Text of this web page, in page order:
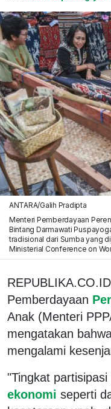
ANTARA/Galih Pradipta
Menteri Pemberdayaan
Bintang Darmawati
tradisional dari Sumba yang
Ministerial Conference on
Pemberdayaan
Anak (Menteri
mengatakan
mengalami
"Tingkat
ekonomi seperti